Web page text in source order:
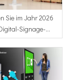
Sie im Jahr 2026
Signage-